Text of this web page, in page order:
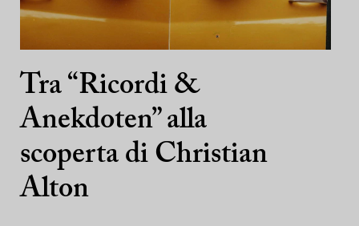
Tra “Ricordi &
Anekdoten” alla
scoperta di Christian
Alton